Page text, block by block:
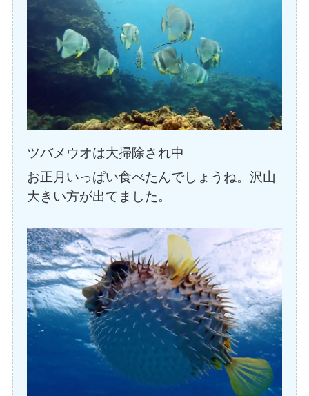
ツバメウオは大掃除され中
お正月いっぱい食べたんでしょうね。沢山
大きい方が出てました。